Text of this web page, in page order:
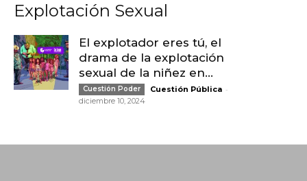
Explotación Sexual
El explotador eres tú, el
drama de la explotación
sexual de la niñez en...
Cuestión Poder Cuestión Pública -
diciembre 10, 2024